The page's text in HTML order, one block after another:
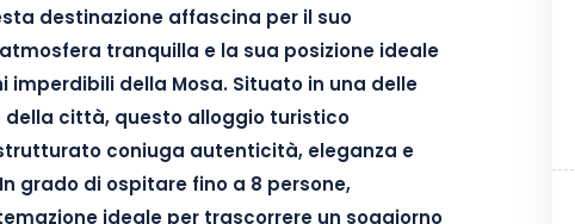
destinazione affascina per il suo
tranquilla e la sua posizione ideale
imperdibili della Mosa. Situato in una delle
della città, questo alloggio turistico
coniuga autenticità, eleganza e
grado di ospitare fino a 8 persone,